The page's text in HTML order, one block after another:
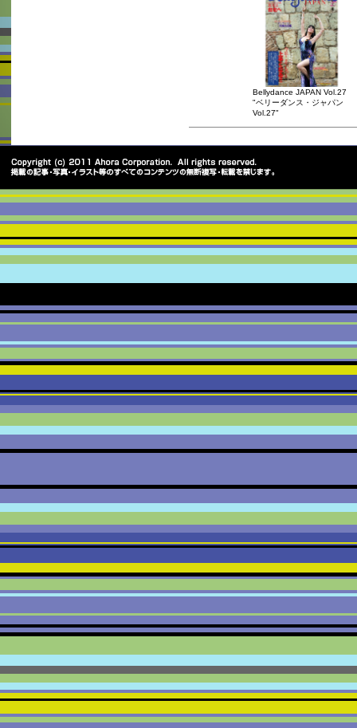
Bellydance JAPAN Vol.27
"ベリーダンス・ジャパン
Vol.27"